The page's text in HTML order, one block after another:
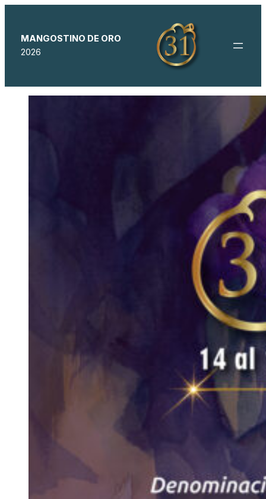
MANGOSTINO DE ORO
2026